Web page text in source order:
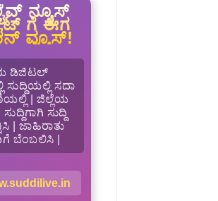
ನ್ಯೂಸ್
ಗೆ ಈಗ
ವ್ಯೂಸ್!
ಡಿಜಿಟಲ್
ಸುದ್ದಿಯಲ್ಲಿ ಸದಾ
| ಜಿಲ್ಲೆಯ
ಸುದ್ದಿ
| ಜಾಹಿರಾತು
ಬೆಂಬಲಿಸಿ |